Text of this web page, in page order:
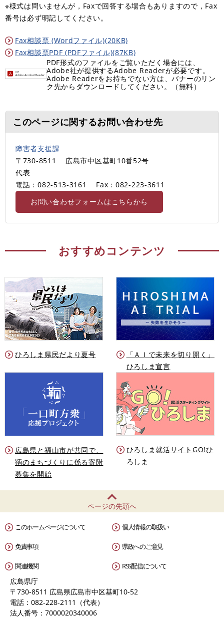
※様式は問いませんが，Faxで回答する場合もありますので，Fax
番号は必ず明記してください。
Fax相談票 (Wordファイル)(20KB)
Fax相談票PDF (PDFファイル)(87KB)
PDF形式のファイルをご覧いただく場合には、
Adobe社が提供するAdobe Readerが必要です。
Adobe Readerをお持ちでない方は、バナーのリン
ク先からダウンロードしてください。（無料）
このページに関するお問い合わせ先
障害者支援課
〒730-8511
広島市中区基町10番52号
代表
電話：082-513‐3161
Fax：082-223-3611
お問い合わせフォームはこちらから
おすすめコンテンツ
ひろしま県民だより夏号
「ＡＩで未来を切り開く」
ひろしま宣言
広島県と福山市が共同で、
鞆のまちづくりに係る寄附
募集を開始
ひろしま就活サイトGO!ひ
ろしま
ページの先頭へ
このホームページについて 個人情報の取扱い
免責事項 県政へのご意見
関連機関 RSS配信について
広島県庁
〒730-8511 広島県広島市中区基町10-52
電話：082-228-2111（代表）
法人番号：7000020340006